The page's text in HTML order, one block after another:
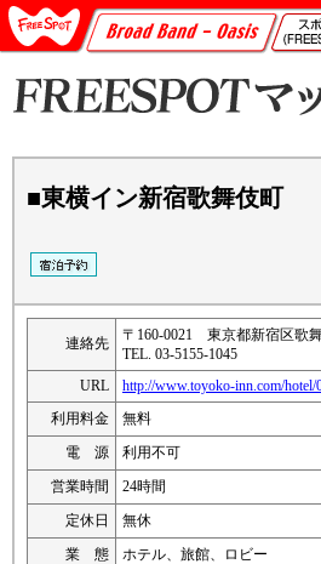
■東横イン新宿歌舞伎町
連絡先
〒160-0021 東京都新宿区歌
TEL. 03-5155-1045
URL
http://www.toyoko-inn.com/hotel/
利用料金
無料
電 源
利用不可
営業時間
24時間
定休日
無休
業 態
ホテル、旅館、ロビー